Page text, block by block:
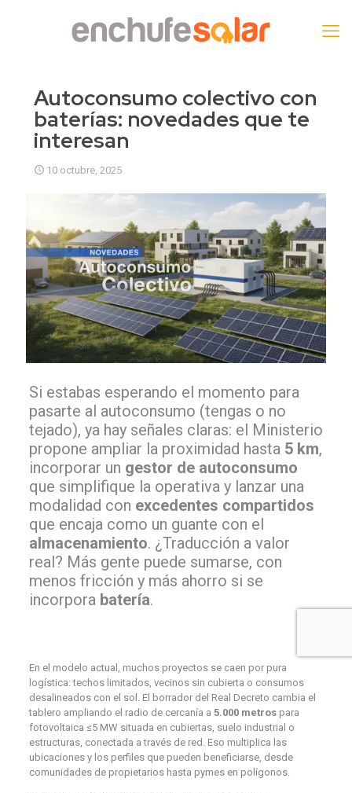
Autoconsumo colectivo con
baterías: novedades que te
interesan
10 octubre, 2025
Si estabas esperando el momento para
pasarte al autoconsumo (tengas o no
tejado), ya hay señales claras: el Ministerio
propone ampliar la proximidad hasta 5 km,
incorporar un gestor de autoconsumo
que simplifique la operativa y lanzar una
modalidad con excedentes compartidos
que encaja como un guante con el
almacenamiento. ¿Traducción a valor
real? Más gente puede sumarse, con
menos fricción y más ahorro si se
incorpora batería.
En el modelo actual, muchos proyectos se caen por pura
logística: techos limitados, vecinos sin cubierta o consumos
desalineados con el sol. El borrador del Real Decreto cambia el
tablero ampliando el radio de cercanía a 5.000 metrospara
fotovoltaica ≤5 MW situada en cubiertas, suelo industrial o
estructuras, conectada a través de red. Eso multiplica las
ubicaciones y los perfiles que pueden beneficiarse, desde
comunidades de propietarios hasta pymes en polígonos.